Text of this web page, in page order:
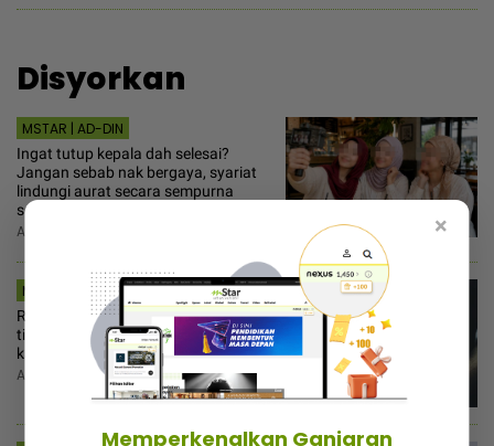
Disyorkan
MSTAR | AD-DIN
Ingat tutup kepala dah selesai?
Jangan sebab nak bergaya, syariat
lindungi aurat secara sempurna
sengaja diabaikan
Ahad, 9 Ogos 2026 11:30 AM
MSTAR | DUNIA
Remaja 14 tahun hamil anak bapa
tiri! Ibu terduduk doktor sahkan usia
kandungan sudah 7 bulan
Ahad, 9 Ogos 2026 10:53 AM
×
Memperkenalkan Ganjaran